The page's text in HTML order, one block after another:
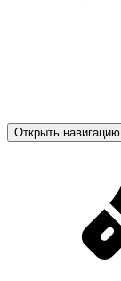
Открыть навигацию